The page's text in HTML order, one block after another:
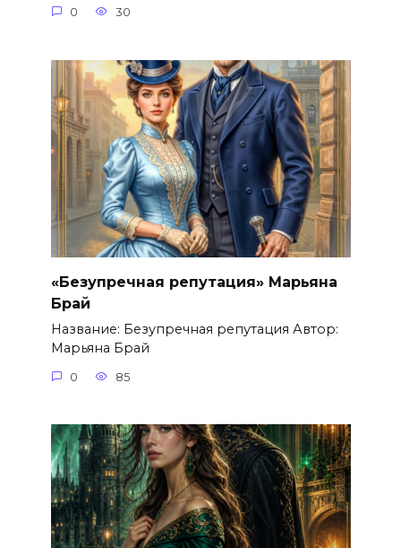
0 30
«Безупречная репутация» Марьяна
Брай
Название: Безупречная репутация Автор:
Марьяна Брай
0 85